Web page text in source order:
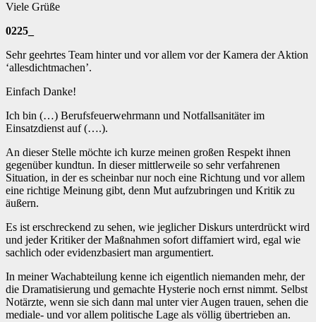
Viele Grüße
0225_
Sehr geehrtes Team hinter und vor allem vor der Kamera der Aktion
‘allesdichtmachen’.
Einfach Danke!
Ich bin (…) Berufsfeuerwehrmann und Notfallsanitäter im
Einsatzdienst auf (….).
An dieser Stelle möchte ich kurze meinen großen Respekt ihnen
gegenüber kundtun. In dieser mittlerweile so sehr verfahrenen
Situation, in der es scheinbar nur noch eine Richtung und vor allem
eine richtige Meinung gibt, denn Mut aufzubringen und Kritik zu
äußern.
Es ist erschreckend zu sehen, wie jeglicher Diskurs unterdrückt wird
und jeder Kritiker der Maßnahmen sofort diffamiert wird, egal wie
sachlich oder evidenzbasiert man argumentiert.
In meiner Wachabteilung kenne ich eigentlich niemanden mehr, der
die Dramatisierung und gemachte Hysterie noch ernst nimmt. Selbst
Notärzte, wenn sie sich dann mal unter vier Augen trauen, sehen die
mediale- und vor allem politische Lage als völlig übertrieben an.